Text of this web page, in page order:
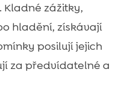
zážitky,
hladění, získávají
posilují jejich
za předvídatelné a